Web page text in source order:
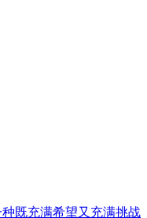
既充满希望又充满挑战